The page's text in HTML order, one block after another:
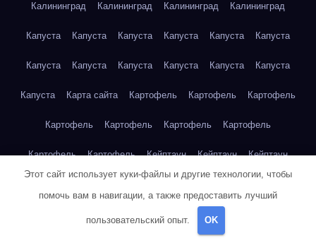
Калининград Калининград Калининград Калининград
Капуста Капуста Капуста Капуста Капуста Капуста
Капуста Капуста Капуста Капуста Капуста Капуста
Капуста Карта сайта Картофель Картофель Картофель
Картофель Картофель Картофель Картофель
Картофель Картофель Кейптаун Кейптаун Кейптаун
Кейптаун Кейптаун
Этот сайт использует куки-файлы и другие технологии, чтобы
помочь вам в навигации, а также предоставить лучший
пользовательский опыт. OK